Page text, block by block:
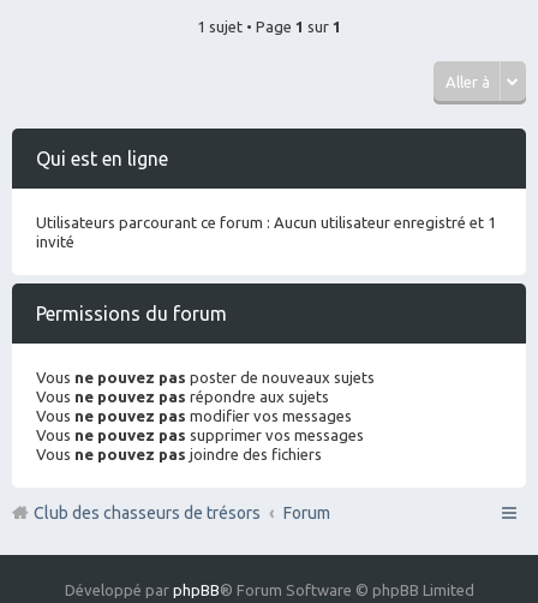
1 sujet • Page 1 sur 1
Aller à
Qui est en ligne
Utilisateurs parcourant ce forum : Aucun utilisateur enregistré et 1
invité
Permissions du forum
Vous ne pouvez pas poster de nouveaux sujets
Vous ne pouvez pas répondre aux sujets
Vous ne pouvez pas modifier vos messages
Vous ne pouvez pas supprimer vos messages
Vous ne pouvez pas joindre des fichiers
Club des chasseurs de trésors Forum
Développé par phpBB® Forum Software © phpBB Limited